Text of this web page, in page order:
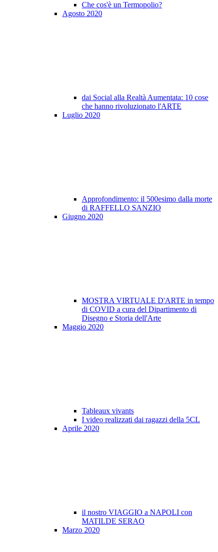
Che cos'è un Termopolio?
Agosto 2020
dai Social alla Realtà Aumentata: 10 cose
che hanno rivoluzionato l'ARTE
Luglio 2020
Approfondimento: il 500esimo dalla morte
di RAFFELLO SANZIO
Giugno 2020
MOSTRA VIRTUALE D'ARTE in tempo
di COVID a cura del Dipartimento di
Disegno e Storia dell'Arte
Maggio 2020
Tableaux vivants
I video realizzati dai ragazzi della 5CL
Aprile 2020
il nostro VIAGGIO a NAPOLI con
MATILDE SERAO
Marzo 2020